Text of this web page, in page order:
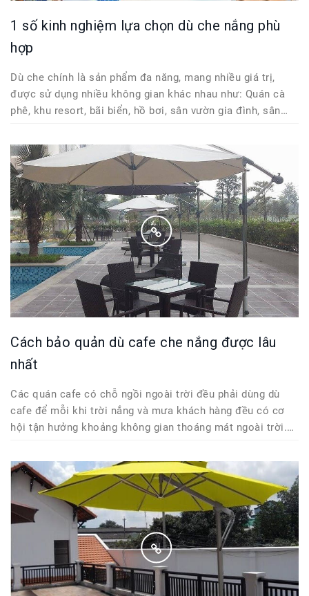
1 số kinh nghiệm lựa chọn dù che nắng phù
hợp
Dù che chính là sản phẩm đa năng, mang nhiều giá trị,
được sử dụng nhiều không gian khác nhau như: Quán cà
phê, khu resort, bãi biển, hồ bơi, sân vườn gia đình, sân
không gian đó.
Cách bảo quản dù cafe che nắng được lâu
nhất
Các quán cafe có chỗ ngồi ngoài trời đều phải dùng dù
cafe để mỗi khi trời nắng và mưa khách hàng đều có cơ
hội tận hưởng khoảng không gian thoáng mát ngoài trời.
cho cafe thì hãy...